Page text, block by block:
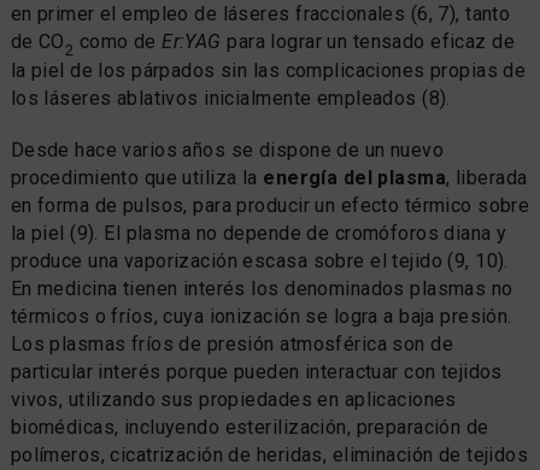
en primer el empleo de láseres fraccionales (6, 7), tanto
de CO2 como de Er:YAG para lograr un tensado eficaz de
la piel de los párpados sin las complicaciones propias de
los láseres ablativos inicialmente empleados (8).
Desde hace varios años se dispone de un nuevo
procedimiento que utiliza la energía del plasma, liberada
en forma de pulsos, para producir un efecto térmico sobre
la piel (9). El plasma no depende de cromóforos diana y
produce una vaporización escasa sobre el tejido (9, 10).
En medicina tienen interés los denominados plasmas no
térmicos o fríos, cuya ionización se logra a baja presión.
Los plasmas fríos de presión atmosférica son de
particular interés porque pueden interactuar con tejidos
vivos, utilizando sus propiedades en aplicaciones
biomédicas, incluyendo esterilización, preparación de
polímeros, cicatrización de heridas, eliminación de tejidos